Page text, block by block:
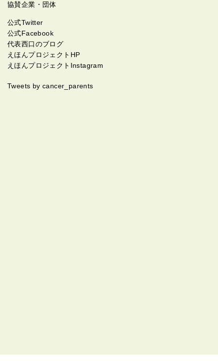
協賛企業・団体
公式Twitter
公式Facebook
代表西口のブログ
えほんプロジェクトHP
えほんプロジェクトInstagram
Tweets by cancer_parents